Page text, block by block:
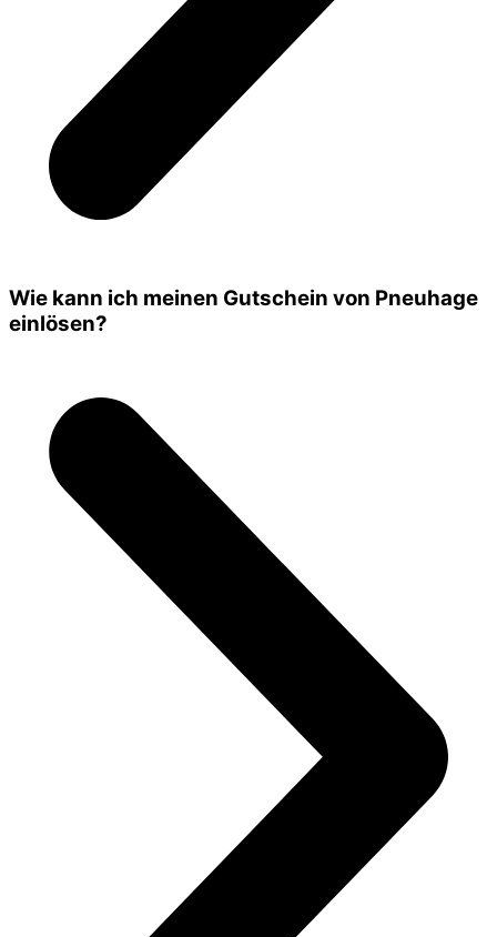
Wie kann ich meinen Gutschein von Pneuhage
einlösen?